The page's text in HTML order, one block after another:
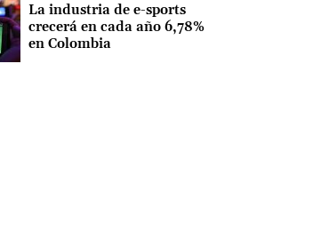
La industria de e-sports
crecerá en cada año 6,78%
en Colombia